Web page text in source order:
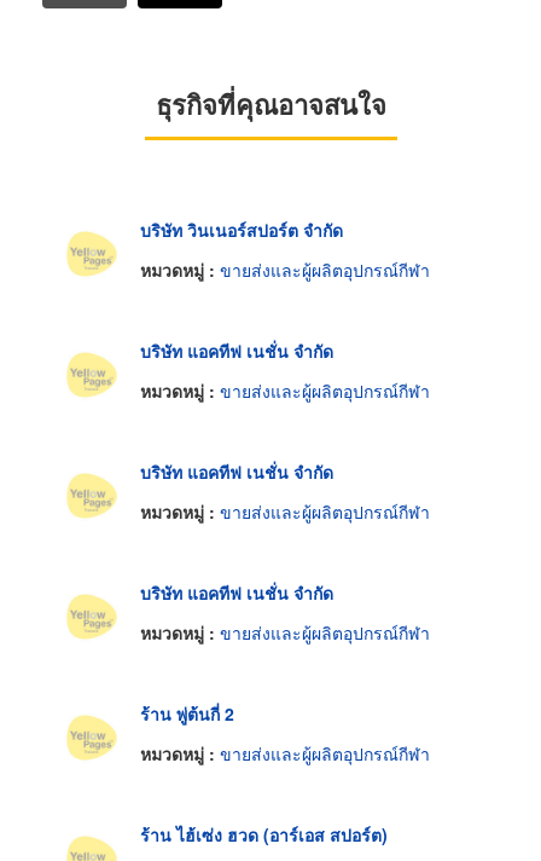
ธุรกิจที่คุณอาจสนใจ
บริษัท วินเนอร์สปอร์ต จำกัด
หมวดหมู่ : ขายส่งและผู้ผลิตอุปกรณ์กีฬา
บริษัท แอคทีฟ เนชั่น จำกัด
หมวดหมู่ : ขายส่งและผู้ผลิตอุปกรณ์กีฬา
บริษัท แอคทีฟ เนชั่น จำกัด
หมวดหมู่ : ขายส่งและผู้ผลิตอุปกรณ์กีฬา
บริษัท แอคทีฟ เนชั่น จำกัด
หมวดหมู่ : ขายส่งและผู้ผลิตอุปกรณ์กีฬา
ร้าน พู่ต้นกี่ 2
หมวดหมู่ : ขายส่งและผู้ผลิตอุปกรณ์กีฬา
ร้าน ไฮ้เซ่ง ฮวด (อาร์เอส สปอร์ต)